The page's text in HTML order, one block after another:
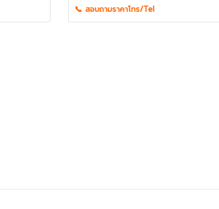
📞 สอบถามราคาโทร/Tel